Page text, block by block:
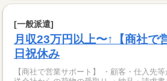
[一般派遣]
月収23万円以上〜↑【商社で
日祝休み
【商社で営業サポート】 ・顧客・仕入先